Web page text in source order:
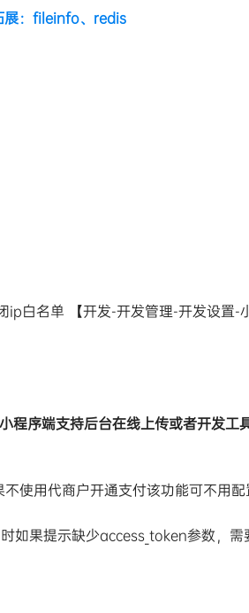
展：fileinfo、redis
ip白名单 【开发-开发管理-开发设置-
序端支持后台在线上传或者开发工
使用代商户开通支付该功能可不用配
如果提示缺少access_token参数，需